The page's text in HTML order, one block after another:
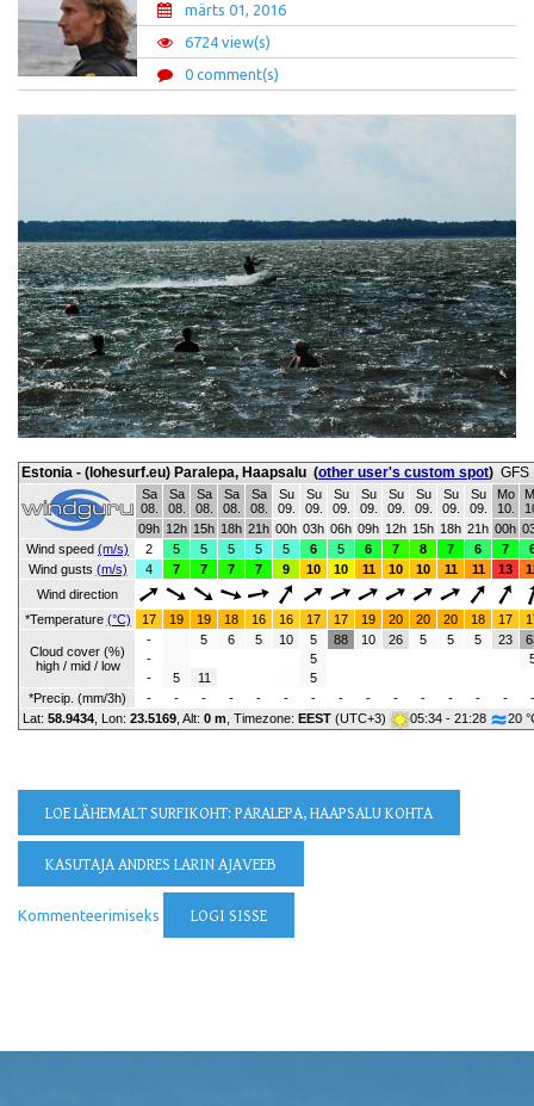
märts 01, 2016
6724 view(s)
0 comment(s)
Estonia - (lohesurf.eu) Paralepa, Haapsalu (other user's custom spot) GFS
Sa
08.
Sa
08.
Sa
08.
Sa
08.
Sa
08.
Su
09.
Su
09.
Su
09.
Su
09.
Su
09.
Su
09.
Su
09.
Su
09.
Mo
10.
09h 12h 15h 18h 21h 00h 03h 06h 09h 12h 15h 18h 21h 00h
Wind speed (m/s) 2 5 5 5 5 5 6 5 6 7 8 7 6 7
Wind gusts (m/s) 4 7 7 7 7 9 10 10 11 10 10 11 11 13
Wind direction
*Temperature (°C) 17 19 19 18 16 16 17 17 19 20 20 20 18 17
Cloud cover (%)
high / mid / low
-
-
-
5
5
11
6 5 10
5
5
5
88 10 26 5 5 5 23
*Precip. (mm/3h) - - - - - - - - - - - - - -
-
Lat: 58.9434, Lon: 23.5169, Alt: 0 m, Timezone: EEST (UTC+3) 05:34 - 21:28 20
LOE LÄHEMALT SURFIKOHT: PARALEPA, HAAPSALU KOHTA
KASUTAJA ANDRES LARIN AJAVEEB
Kommenteerimiseks LOGI SISSE